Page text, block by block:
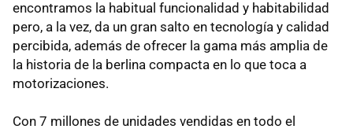
encontramos la habitual funcionalidad y habitabilidad
pero, a la vez, da un gran salto en tecnología y calidad
percibida, además de ofrecer la gama más amplia de
la historia de la berlina compacta en lo que toca a
motorizaciones.
Con 7 millones de unidades vendidas en todo el